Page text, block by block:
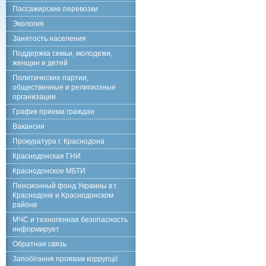
Пассажирские перевозки
Экология
Занятость населения
Поддержка семьи, молодежи,
женщин и детей
Политические партии,
общественные и религиозные
организации
График приема граждан
Вакансии
Прокуратура г. Краснодона
Краснодонская ГНИ
Краснодонское МБТИ
Пенсионный фонд Украины в г.
Краснодоне и Краснодонском
районе
МЧС и техногенная безопасность
информирует
Обратная связь
Запобігання проявам коррупції